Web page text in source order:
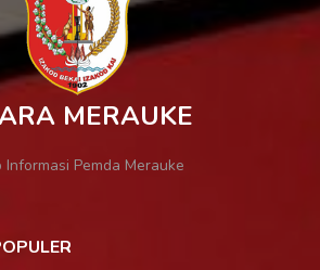
MERAUKE
Informasi Pemda Merauke